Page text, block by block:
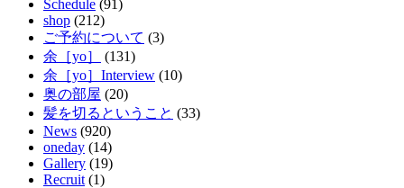
Schedule (91)
shop (212)
ご予約について (3)
余［yo］
(131)
余［yo］Interview (10)
奥の部屋 (20)
髪を切るということ (33)
News (920)
oneday (14)
Gallery (19)
Recruit (1)